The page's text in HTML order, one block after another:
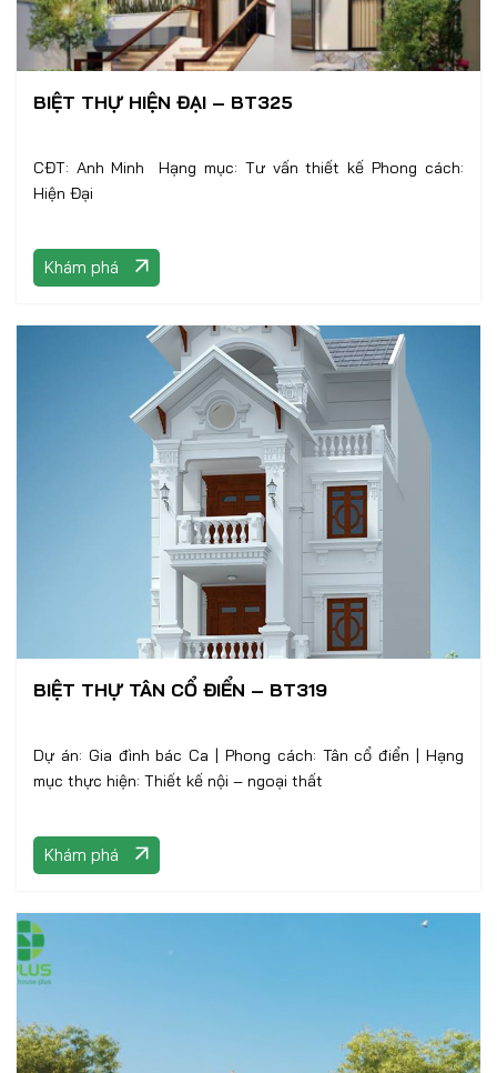
BIỆT THỰ HIỆN ĐẠI – BT325
CĐT: Anh Minh ️ Hạng mục: Tư vấn thiết kế Phong cách:
Hiện Đại
Khám phá
BIỆT THỰ TÂN CỔ ĐIỂN – BT319
Dự án: Gia đình bác Ca | Phong cách: Tân cổ điển | Hạng
mục thực hiện: Thiết kế nội – ngoại thất
Khám phá